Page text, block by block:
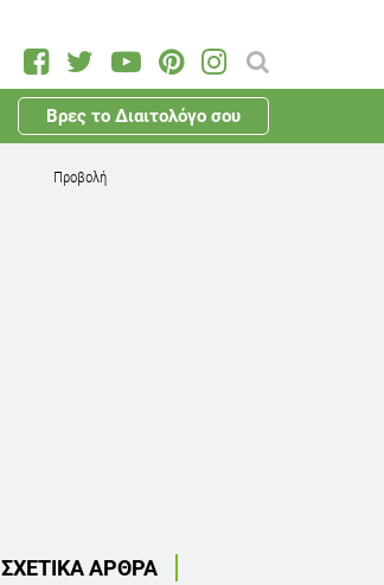
Βρες το Διαιτολόγο σου
Προβολή
ΣΧΕΤΙΚΑ ΑΡΘΡΑ